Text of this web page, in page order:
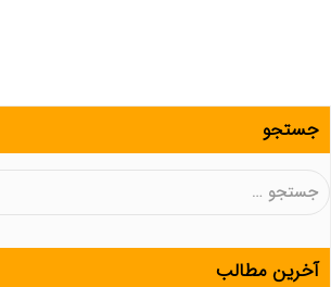
جستجو
جستجو
آخرین مطالب